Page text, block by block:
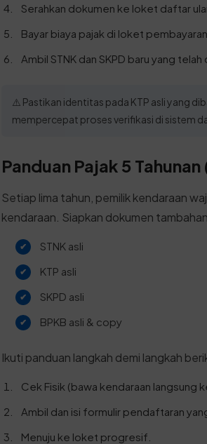
Serahkan dokumen ke loket daftar
Bayar biaya pajak di loket
Ambil STNK dan SKPD baru yang telah
⚠️ Pastikan identitas pada KTP asli yang
mempercepat proses verifikasi di sistem
Panduan Pajak 5
Setiap lima tahun, pemilik kendaraan
kendaraan. Siapkan dokumen
STNK asli
KTP asli
SKPD asli
BPKB asli & copy
Ikuti panduan langkah demi langkah
Cek Fisik (bawa kendaraan langsung
Ambil dan isi formulir pendaftaran
Menuju ke loket progresif.